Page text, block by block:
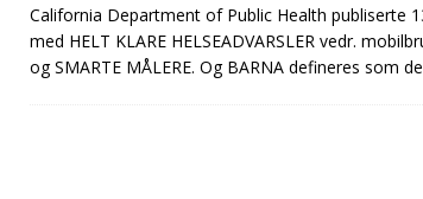
California Department of Public Health publiserte
med HELT KLARE HELSEADVARSLER vedr.
og SMARTE MÅLERE. Og BARNA defineres som